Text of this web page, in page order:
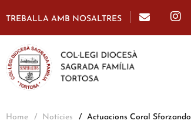
TREBALLA AMB NOSALTRES
Home Notícies Actuacions Coral Sforzando